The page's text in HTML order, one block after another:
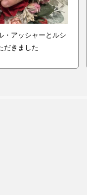
・アッシャーとルシ
だきました